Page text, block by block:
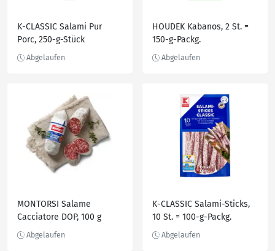
K-CLASSIC Salami Pur
Porc, 250-g-Stück
HOUDEK Kabanos, 2 St. =
150-g-Packg.
MONTORSI Salame
Cacciatore DOP, 100 g
K-CLASSIC Salami-Sticks,
10 St. = 100-g-Packg.